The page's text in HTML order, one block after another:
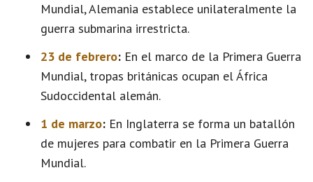
Mundial, Alemania establece unilateralmente la
guerra submarina irrestricta.
23 de febrero: En el marco de la Primera Guerra
Mundial, tropas británicas ocupan el África
Sudoccidental alemán.
1 de marzo: En Inglaterra se forma un batallón
de mujeres para combatir en la Primera Guerra
Mundial.